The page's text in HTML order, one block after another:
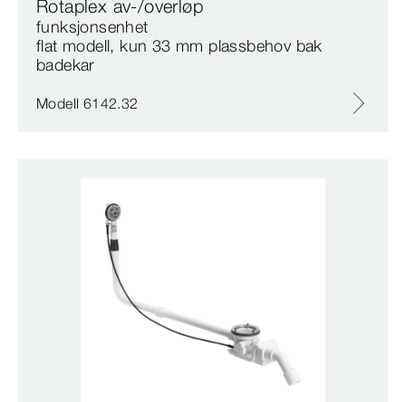
Rotaplex av-/overløp
funksjonsenhet
flat modell, kun 33 mm plassbehov bak
badekar
Modell 6142.32